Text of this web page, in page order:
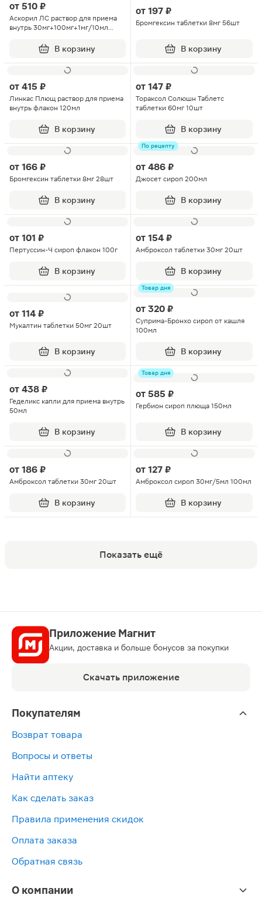
от 510 ₽
Аскорил ЛС раствор для приема
внутрь 30мг+100мг+1мг/10мл
В корзину
от 197 ₽
Бромгексин таблетки 8мг 56шт
В корзину
от 415 ₽
Линкас Плющ раствор для приема
внутрь флакон 120мл
В корзину
от 147 ₽
Тораксол Солюшн Таблетс
таблетки 60мг 10шт
В корзину
от 166 ₽
Бромгексин таблетки 8мг 28шт
В корзину
По рецепту
от 486 ₽
Джосет сироп 200мл
В корзину
от 101 ₽
Пертуссин-Ч сироп флакон 100г
В корзину
от 154 ₽
Амброксол таблетки 30мг 20шт
В корзину
от 114 ₽
Мукалтин таблетки 50мг 20шт
В корзину
Товар дня
от 320 ₽
Суприма-Бронхо сироп от кашля
100мл
В корзину
от 438 ₽
Геделикс капли для приема внутрь
50мл
В корзину
Товар дня
от 585 ₽
Гербион сироп плюща 150мл
В корзину
от 186 ₽
Амброксол таблетки 30мг 20шт
В корзину
от 127 ₽
Амброксол сироп 30мг/5мл 100мл
В корзину
Показать ещё
Приложение Магнит
Акции, доставка и больше бонусов за покупки
Скачать приложение
Покупателям
Возврат товара
Вопросы и ответы
Найти аптеку
Как сделать заказ
Правила применения скидок
Оплата заказа
Обратная связь
О компании